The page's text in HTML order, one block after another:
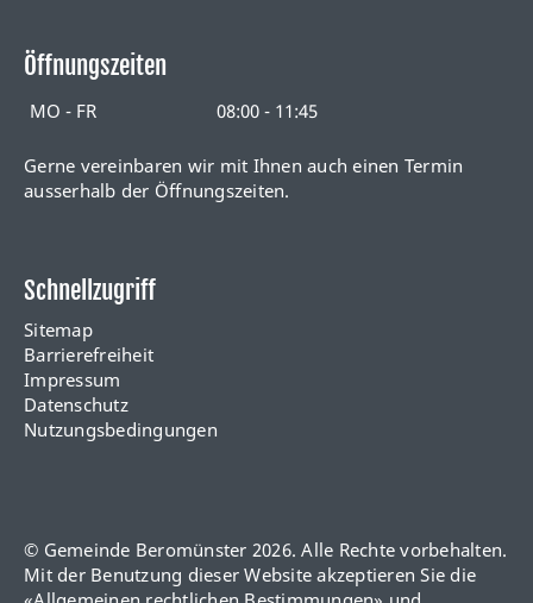
Öffnungszeiten
MO - FR 08:00 - 11:45
Gerne vereinbaren wir mit Ihnen auch einen Termin
ausserhalb der Öffnungszeiten.
Schnellzugriff
Sitemap
Barrierefreiheit
Impressum
Datenschutz
Nutzungsbedingungen
© Gemeinde Beromünster 2026. Alle Rechte vorbehalten.
Mit der Benutzung dieser Website akzeptieren Sie die